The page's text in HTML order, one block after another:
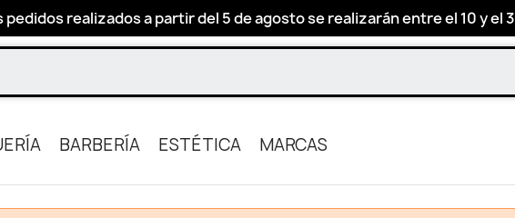
pedidos realizados a partir del 5 de agosto se realizarán entre el 10 y el
BARBERÍA ESTÉTICA MARCAS